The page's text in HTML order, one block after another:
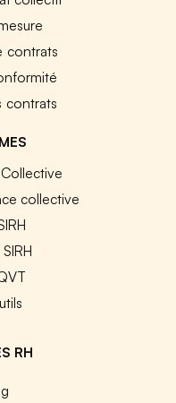
contrats
contrats
collective
RH